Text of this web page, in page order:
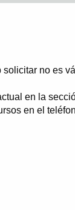
solicitar no es
en la
en el